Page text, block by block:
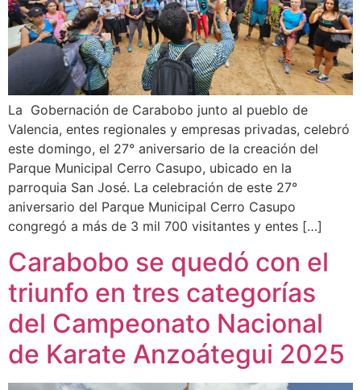
La Gobernación de Carabobo junto al pueblo de
Valencia, entes regionales y empresas privadas, celebró
este domingo, el 27° aniversario de la creación del
Parque Municipal Cerro Casupo, ubicado en la
parroquia San José. La celebración de este 27°
aniversario del Parque Municipal Cerro Casupo
congregó a más de 3 mil 700 visitantes y entes […]
Carabobo se quedó con el
triunfo en tres categorías
del Campeonato Nacional
de Karate Anzoátegui 2025